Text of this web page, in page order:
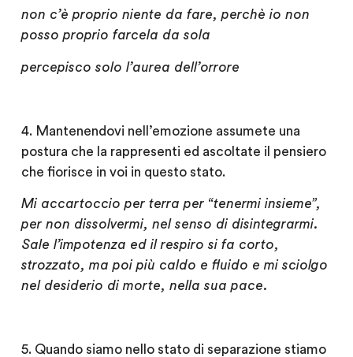
non c’è proprio niente da fare, perchè io non
posso proprio farcela da sola
percepisco solo l’aurea dell’orrore
4. Mantenendovi nell’emozione assumete una
postura che la rappresenti ed ascoltate il pensiero
che fiorisce in voi in questo stato.
Mi accartoccio per terra per “tenermi insieme”,
per non dissolvermi, nel senso di disintegrarmi.
Sale l’impotenza ed il respiro si fa corto,
strozzato, ma poi più caldo e fluido e mi sciolgo
nel desiderio di morte, nella sua pace.
5. Quando siamo nello stato di separazione stiamo